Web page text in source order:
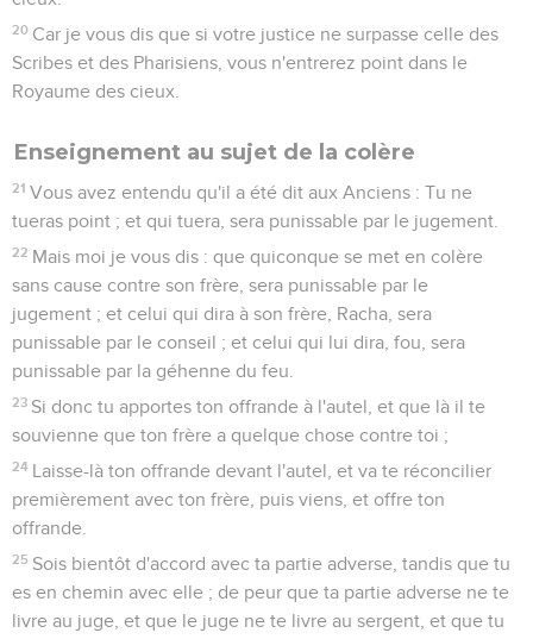
20 Car je vous dis que si votre justice ne surpasse celle des
Scribes et des Pharisiens, vous n'entrerez point dans le
Royaume des cieux.
Enseignement au sujet de la colère
21 Vous avez entendu qu'il a été dit aux Anciens : Tu ne
tueras point ; et qui tuera, sera punissable par le jugement.
22 Mais moi je vous dis : que quiconque se met en colère
sans cause contre son frère, sera punissable par le
jugement ; et celui qui dira à son frère, Racha, sera
punissable par le conseil ; et celui qui lui dira, fou, sera
punissable par la géhenne du feu.
23 Si donc tu apportes ton offrande à l'autel, et que là il te
souvienne que ton frère a quelque chose contre toi ;
24 Laisse-là ton offrande devant l'autel, et va te réconcilier
premièrement avec ton frère, puis viens, et offre ton
offrande.
25 Sois bientôt d'accord avec ta partie adverse, tandis que tu
es en chemin avec elle ; de peur que ta partie adverse ne te
livre au juge, et que le juge ne te livre au sergent, et que tu